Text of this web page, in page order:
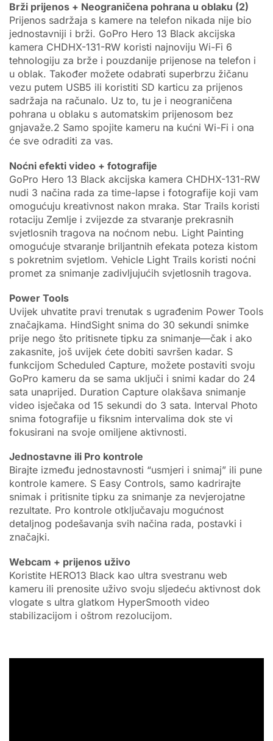
Brži prijenos + Neograničena pohrana u oblaku (2)
Prijenos sadržaja s kamere na telefon nikada nije bio
jednostavniji i brži. GoPro Hero 13 Black akcijska
kamera CHDHX-131-RW koristi najnoviju Wi-Fi 6
tehnologiju za brže i pouzdanije prijenose na telefon i
u oblak. Također možete odabrati superbrzu žičanu
vezu putem USB5 ili koristiti SD karticu za prijenos
sadržaja na računalo. Uz to, tu je i neograničena
pohrana u oblaku s automatskim prijenosom bez
gnjavaže.2 Samo spojite kameru na kućni Wi-Fi i ona
će sve odraditi za vas.
Noćni efekti video + fotografije
GoPro Hero 13 Black akcijska kamera CHDHX-131-RW
nudi 3 načina rada za time-lapse i fotografije koji vam
omogućuju kreativnost nakon mraka. Star Trails koristi
rotaciju Zemlje i zvijezde za stvaranje prekrasnih
svjetlosnih tragova na noćnom nebu. Light Painting
omogućuje stvaranje briljantnih efekata poteza kistom
s pokretnim svjetlom. Vehicle Light Trails koristi noćni
promet za snimanje zadivljujućih svjetlosnih tragova.
Power Tools
Uvijek uhvatite pravi trenutak s ugrađenim Power Tools
značajkama. HindSight snima do 30 sekundi snimke
prije nego što pritisnete tipku za snimanje—čak i ako
zakasnite, još uvijek ćete dobiti savršen kadar. S
funkcijom Scheduled Capture, možete postaviti svoju
GoPro kameru da se sama uključi i snimi kadar do 24
sata unaprijed. Duration Capture olakšava snimanje
video isječaka od 15 sekundi do 3 sata. Interval Photo
snima fotografije u fiksnim intervalima dok ste vi
fokusirani na svoje omiljene aktivnosti.
Jednostavne ili Pro kontrole
Birajte između jednostavnosti “usmjeri i snimaj” ili pune
kontrole kamere. S Easy Controls, samo kadrirajte
snimak i pritisnite tipku za snimanje za nevjerojatne
rezultate. Pro kontrole otključavaju mogućnost
detaljnog podešavanja svih načina rada, postavki i
značajki.
Webcam + prijenos uživo
Koristite HERO13 Black kao ultra svestranu web
kameru ili prenosite uživo svoju sljedeću aktivnost dok
vlogate s ultra glatkom HyperSmooth video
stabilizacijom i oštrom rezolucijom.